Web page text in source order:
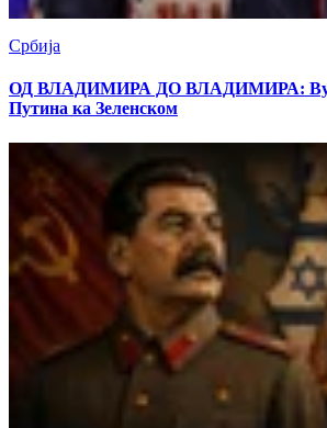
Србија
ОД ВЛАДИМИРА ДО ВЛАДИМИРА:
Путина ка Зеленском